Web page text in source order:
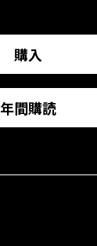
購入
年間購読